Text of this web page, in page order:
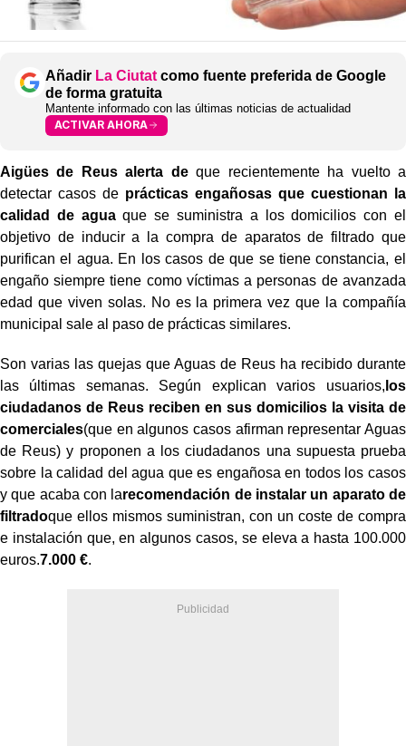
Añadir La Ciutat como fuente preferida de Google
de forma gratuita
Mantente informado con las últimas noticias de actualidad
ACTIVAR AHORA
Aigües de Reus alerta deque recientemente ha vuelto a
detectar casos de prácticas engañosas que cuestionan la
calidad de aguaque se suministra a los domicilios con el
objetivo de inducir a la compra de aparatos de filtrado que
purifican el agua. En los casos de que se tiene constancia, el
engaño siempre tiene como víctimas a personas de avanzada
edad que viven solas. No es la primera vez que la compañía
municipal sale al paso de prácticas similares.
Son varias las quejas que Aguas de Reus ha recibido durante
las últimas semanas. Según explican varios usuarios, los
ciudadanos de Reus reciben en sus domicilios la visita de
comerciales(que en algunos casos afirman representar Aguas
de Reus) y proponen a los ciudadanos una supuesta prueba
sobre la calidad del agua que es engañosa en todos los casos
y que acaba con larecomendación de instalar un aparato de
filtradoque ellos mismos suministran, con un coste de compra
e instalación que, en algunos casos, se eleva a hasta 100.000
euros.7.000 €.